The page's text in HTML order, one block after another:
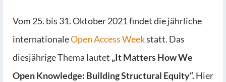
Vom 25. bis 31. Oktober 2021 findet die jährliche
internationaleOpen Access Weekstatt. Das
diesjährige Thema lautet „It Matters How We
Open Knowledge: Building Structural Equity“.Hier